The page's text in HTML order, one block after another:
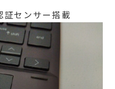
センサー搭載